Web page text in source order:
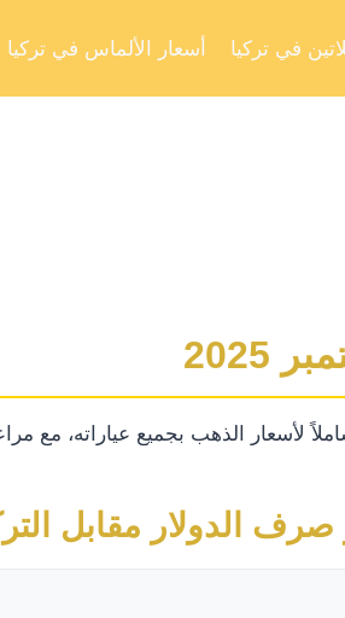
أسعار الألماس في تركيا في تركيا
الذهب بجميع عياراته، مع
الدولار مقابل